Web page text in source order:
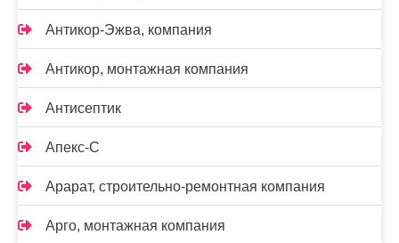
Антикор-Эжва, компания
Антикор, монтажная компания
Антисептик
Апекс-С
Арарат, строительно-ремонтная компания
Арго, монтажная компания